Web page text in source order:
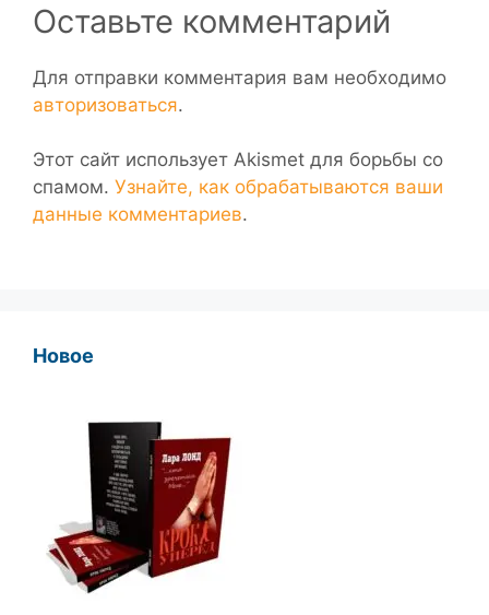
Оставьте комментарий
Для отправки комментария вам необходимо
авторизоваться.
Этот сайт использует Akismet для борьбы со
спамом. Узнайте, как обрабатываются ваши
данные комментариев.
Новое